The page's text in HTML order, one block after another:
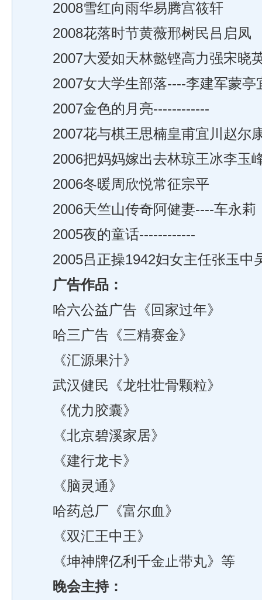
2008雪红向雨华易腾宫筱轩
2008花落时节黄薇邢树民吕启凤
2007大爱如天林懿铿高力强宋晓
2007女大学生部落----李建军蒙亭
2007金色的月亮------------
2007花与棋王思楠皇甫宜川赵尔
2006把妈妈嫁出去林琼王冰李玉
2006冬暖周欣悦常征宗平
2006天竺山传奇阿健妻----车永莉
2005夜的童话------------
2005吕正操1942妇女主任张玉中
广告作品：
哈六公益广告《回家过年》
哈三广告《三精赛金》
《汇源果汁》
武汉健民《龙牡壮骨颗粒》
《优力胶囊》
《北京碧溪家居》
《建行龙卡》
《脑灵通》
哈药总厂《富尔血》
《双汇王中王》
《坤神牌亿利千金止带丸》等
晚会主持：